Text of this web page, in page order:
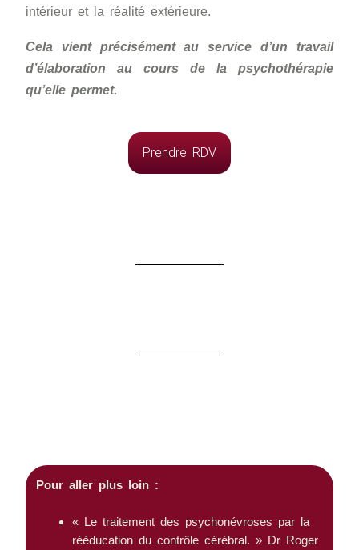
intérieur et la réalité extérieure.
Cela vient précisément au service d’un travail
d’élaboration au cours de la psychothérapie
qu’elle permet.
Prendre RDV
Pour aller plus loin :
« Le traitement des psychonévroses par la
rééducation du contrôle cérébral. » Dr Roger